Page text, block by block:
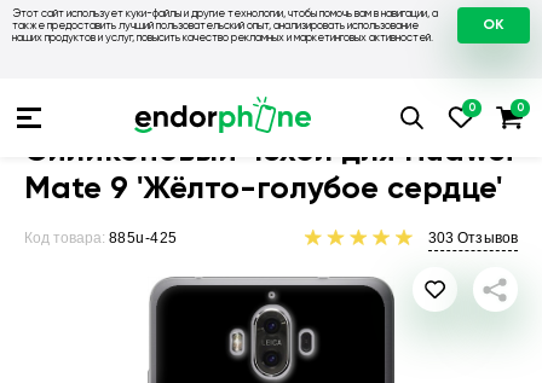
Этот сайт использует куки-файлы и другие технологии, чтобы помочь вам в навигации, а
также предоставить лучший пользовательский опыт, анализировать использование
наших продуктов и услуг, повысить качество рекламных и маркетинговых активностей.
OK
Чехлы на Huawei Чехол для
Силиконовый чехол для Huawei
Mate 9 'Жёлто-голубое сердце'
Код товара: 885u-425 303 Отзывов